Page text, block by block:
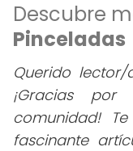
Descubre
Pinceladas
Querido
¡Gracias
comunidad!
fascinante